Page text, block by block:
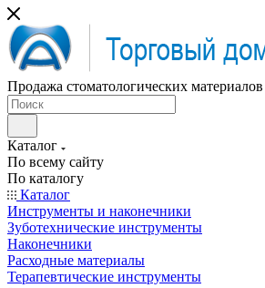
Продажа стоматологических
Каталог
По всему сайту
По каталогу
Каталог
Инструменты и наконечники
Зуботехнические инструменты
Наконечники
Расходные материалы
Терапевтические инструменты